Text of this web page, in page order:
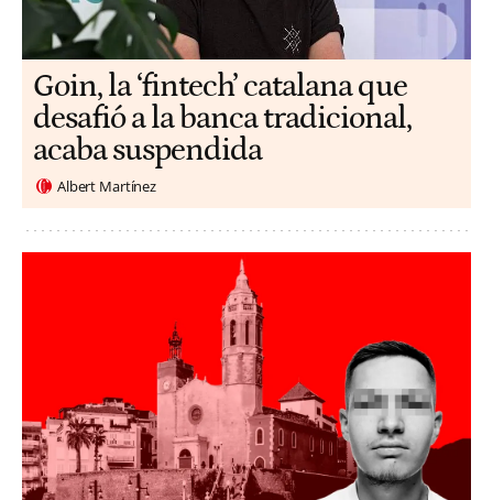
Goin, la ‘fintech’ catalana que
desafió a la banca tradicional,
acaba suspendida
Albert Martínez